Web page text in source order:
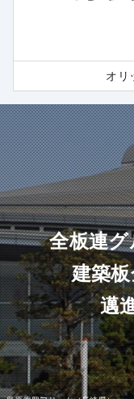
オリ
全板連
建築
邁